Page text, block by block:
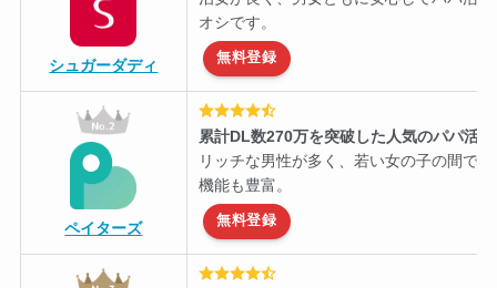
シュガーダディ
オシです。
無料登録
ペイターズ
累計DL数270万を突破した人気のパパ活
リッチな男性が多く、若い女の子の間で
機能も豊富。
無料登録